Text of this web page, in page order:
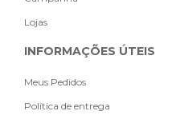
Lojas
INFORMAÇÕES ÚTEIS
Meus Pedidos
Política de entrega